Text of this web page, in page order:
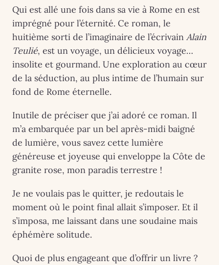
Qui est allé une fois dans sa vie à Rome en est
imprégné pour l’éternité. Ce roman, le
huitième sorti de l’imaginaire de l’écrivain Alain
Teulié, est un voyage, un délicieux voyage…
insolite et gourmand. Une exploration au cœur
de la séduction, au plus intime de l’humain sur
fond de Rome éternelle.
Inutile de préciser que j’ai adoré ce roman. Il
m’a embarquée par un bel après-midi baigné
de lumière, vous savez cette lumière
généreuse et joyeuse qui enveloppe la Côte de
granite rose, mon paradis terrestre !
Je ne voulais pas le quitter, je redoutais le
moment où le point final allait s’imposer. Et il
s’imposa, me laissant dans une soudaine mais
éphémère solitude.
Quoi de plus engageant que d’offrir un livre ?